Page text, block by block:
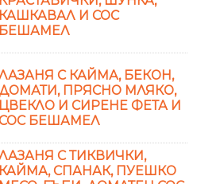
КАШКАВАЛ И СОС
БЕШАМЕЛ
С КАЙМА, БЕКОН,
ПРЯСНО МЛЯКО,
ЦВЕКЛО И СИРЕНЕ ФЕТА И
БЕШАМЕЛ
С ТИКВИЧКИ,
КАЙМА, СПАНАК, ПУЕШКО